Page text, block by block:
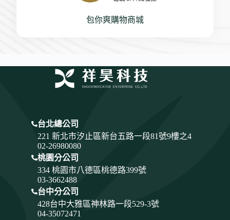
包你爽購物商城
台北總公司
221 新北市汐止區新台五路一段81號9樓之4
02-26980080
桃園分公司
334 桃園市八德區桃德路399號
03-3662488
台中分公司
428台中大雅區神林路一段529-3號
04-35072471